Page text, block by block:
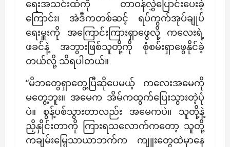
ရေးအသင်းထံကို တာဝန်လွှဲပြောင်းပေးခဲ့
ကြောင်း၊ အဲဒီကတစ်ဆင့် ရပ်ကွက်အုပ်ချုပ်
ရေးမှူးကို အကြောင်းကြားရှာဖွေလို့ ကလေးရဲ့
ဖခင်နဲ့ အဘွားဖြစ်သူတို့ကို စုံစမ်းရှာဖွေနိုင်ခဲ့
တယ်လို့ သိရပါတယ်။
“မိဘတွေရှာတွေ့ပြီဆိုပေမယ့် ကလေးအမေကို
မတွေ့ဘူး။ အမေက အိမ်ကထွက်ပြေးသွားတဲ့ပုံ
ပဲ။ စွန့်ပစ်သွားတာလည်း အမေကပဲ။ သူတို့နဲ့
ညှိနှိုင်းတာကို ကြားရသလောက်ကတော့ သူတို့
ကချမ်းမြေ့သာယာဘက်က ကျူးတွေထဲမှာနေ